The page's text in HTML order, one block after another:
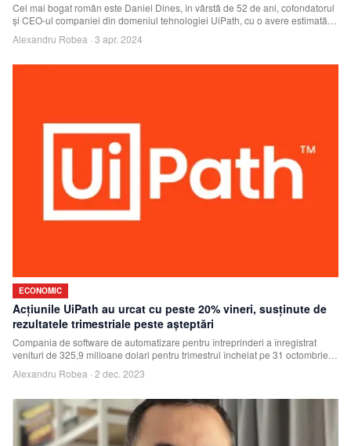
Cel mai bogat român este Daniel Dines, în vârstă de 52 de ani, cofondatorul
şi CEO-ul companiei din domeniul tehnologiei UiPath, cu o avere estimată
Alexandru Robea · 3 apr. 2024
ECONOMIC
Acţiunile UiPath au urcat cu peste 20% vineri, susţinute de
rezultatele trimestriale peste aşteptări
Compania de software de automatizare pentru întreprinderi a înregistrat
venituri de 325,9 milioane dolari pentru trimestrul încheiat pe 31 octombrie,
Alexandru Robea · 2 dec. 2023